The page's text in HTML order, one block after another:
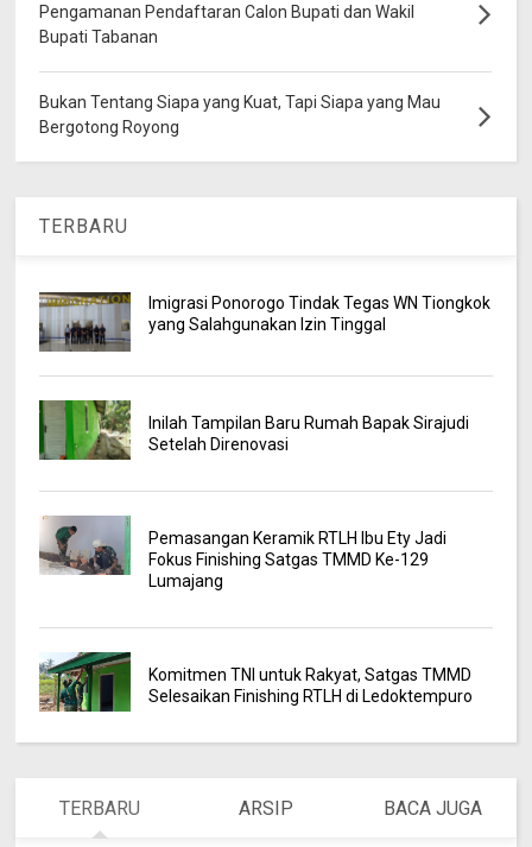
Pengamanan Pendaftaran Calon Bupati dan Wakil
Bupati Tabanan
Bukan Tentang Siapa yang Kuat, Tapi Siapa yang Mau
Bergotong Royong
TERBARU
Imigrasi Ponorogo Tindak Tegas WN Tiongkok
yang Salahgunakan Izin Tinggal
Inilah Tampilan Baru Rumah Bapak Sirajudi
Setelah Direnovasi
Pemasangan Keramik RTLH Ibu Ety Jadi
Fokus Finishing Satgas TMMD Ke-129
Lumajang
Komitmen TNI untuk Rakyat, Satgas TMMD
Selesaikan Finishing RTLH di Ledoktempuro
TERBARU ARSIP BACA JUGA